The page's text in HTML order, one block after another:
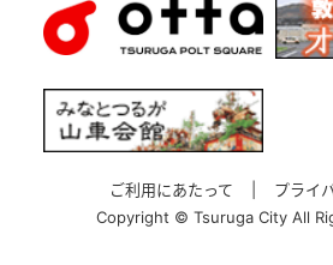
ご利用にあたって
プライ
Copyright © Tsuruga City All